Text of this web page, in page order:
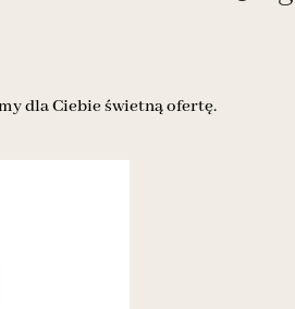
dla Ciebie świetną ofertę.